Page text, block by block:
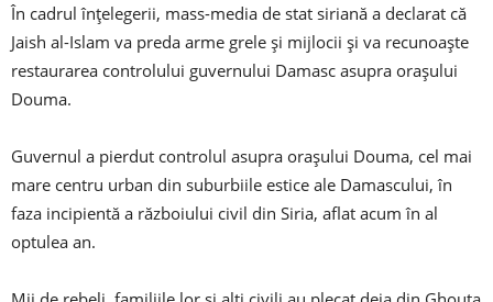
În cadrul înțelegerii, mass-media de stat siriană a declarat că
Jaish al-Islam va preda arme grele și mijlocii și va recunoaște
restaurarea controlului guvernului Damasc asupra orașului
Douma.
Guvernul a pierdut controlul asupra orașului Douma, cel mai
mare centru urban din suburbiile estice ale Damascului, în
faza incipientă a războiului civil din Siria, aflat acum în al
optulea an.